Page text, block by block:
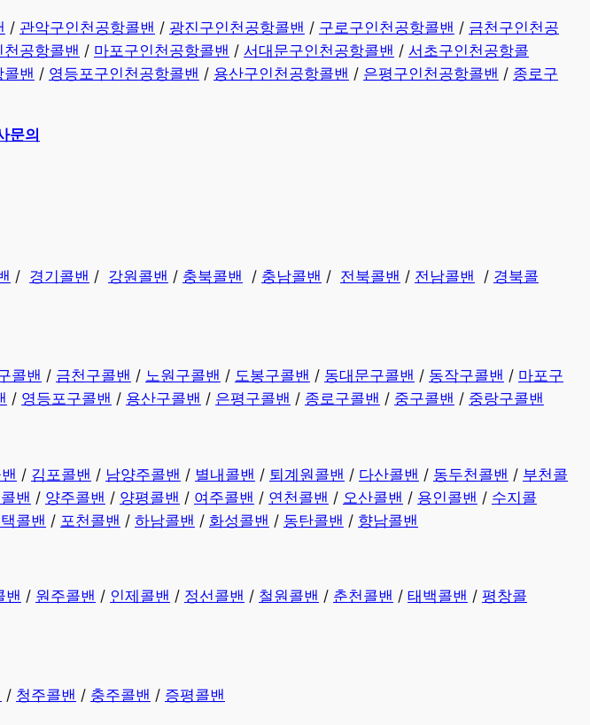
/ 관악구인천공항콜밴 / 광진구인천공항콜밴 / 구로구인천공항콜밴 / 금천구인천공
천공항콜밴 / 마포구인천공항콜밴 / 서대문구인천공항콜밴 / 서초구인천공항콜
밴 / 영등포구인천공항콜밴 / 용산구인천공항콜밴 / 은평구인천공항콜밴 / 종로구
문의
/ 경기콜밴 / 강원콜밴 / 충북콜밴 / 충남콜밴 / 전북콜밴 / 전남콜밴 / 경북콜
콜밴 / 금천구콜밴 / 노원구콜밴 / 도봉구콜밴 / 동대문구콜밴 / 동작구콜밴 / 마포구
/ 영등포구콜밴 / 용산구콜밴 / 은평구콜밴 / 종로구콜밴 / 중구콜밴 / 중랑구콜밴
/ 김포콜밴 / 남양주콜밴 / 별내콜밴 / 퇴계원콜밴 / 다산콜밴 / 동두천콜밴 / 부천콜
밴 / 양주콜밴 / 양평콜밴 / 여주콜밴 / 연천콜밴 / 오산콜밴 / 용인콜밴 / 수지콜
콜밴 / 포천콜밴 / 하남콜밴 / 화성콜밴 / 동탄콜밴 / 향남콜밴
밴 / 원주콜밴 / 인제콜밴 / 정선콜밴 / 철원콜밴 / 춘천콜밴 / 태백콜밴 / 평창콜
/ 청주콜밴 / 충주콜밴 / 증평콜밴